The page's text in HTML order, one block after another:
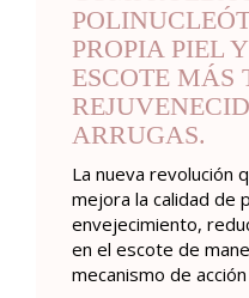
PROPIA PIEL
ESCOTE MÁS
ARRUGAS.
La nueva revolución
mejora la calidad de
envejecimiento,
en el escote de
mecanismo de